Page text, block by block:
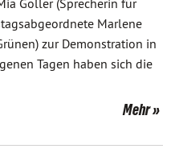
Goller (Sprecherin für
Marlene
zur Demonstration in
Tagen haben sich die
Mehr